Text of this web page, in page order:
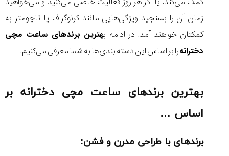
زمان آن را بسنجید ویژگی‌هایی مانند کرنوگراف یا تاچومتر به
کمکتان خواهند آمد. در ادامه بهترین برندهای ساعت مچی
دخترانهرا بر اساس این دسته بندی‌ها به شما معرفی می‌کنیم.
بهترین برند‌های ساعت مچی دخترانه بر
اساس …
برندهای با طراحی مدرن و فشن: